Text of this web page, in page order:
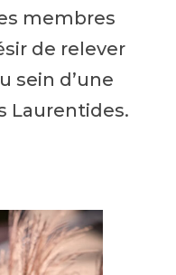
membres
de relever
sein d’une
Laurentides.